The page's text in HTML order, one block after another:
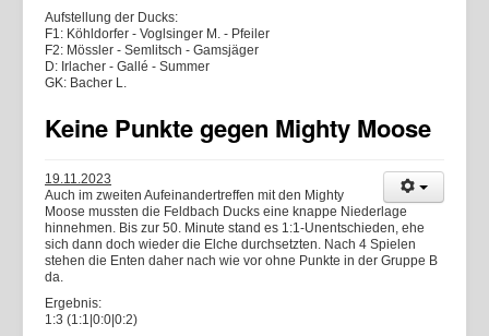
Aufstellung der Ducks:
F1: Köhldorfer - Voglsinger M. - Pfeiler
F2: Mössler - Semlitsch - Gamsjäger
D: Irlacher - Gallé - Summer
GK: Bacher L.
Keine Punkte gegen Mighty Moose
19.11.2023
Auch im zweiten Aufeinandertreffen mit den Mighty
Moose mussten die Feldbach Ducks eine knappe Niederlage
hinnehmen. Bis zur 50. Minute stand es 1:1-Unentschieden, ehe
sich dann doch wieder die Elche durchsetzten. Nach 4 Spielen
stehen die Enten daher nach wie vor ohne Punkte in der Gruppe B
da.
Ergebnis:
1:3 (1:1|0:0|0:2)